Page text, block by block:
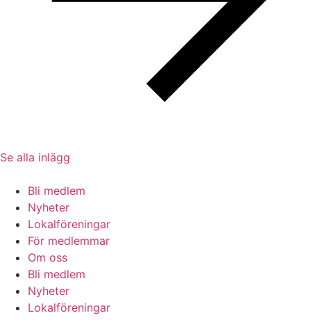
Se alla inlägg
Bli medlem
Nyheter
Lokalföreningar
För medlemmar
Om oss
Bli medlem
Nyheter
Lokalföreningar